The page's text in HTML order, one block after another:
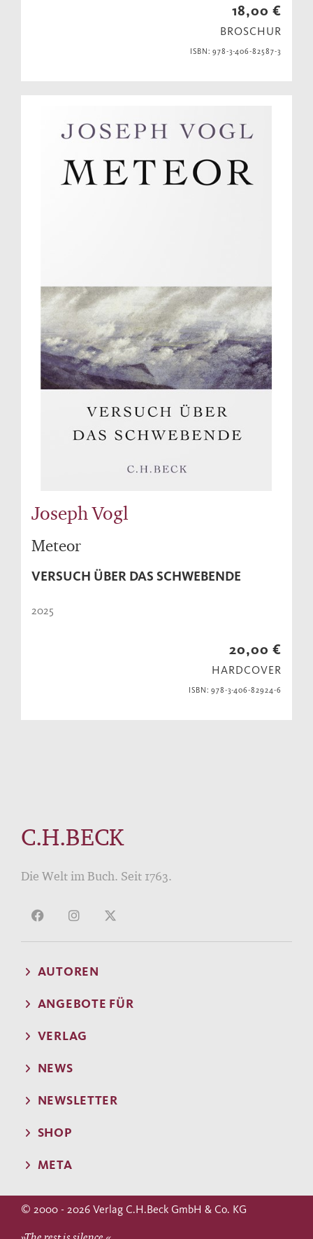
18,00 €
BROSCHUR
ISBN: 978-3-406-82587-3
Joseph Vogl
Meteor
VERSUCH ÜBER DAS SCHWEBENDE
2025
20,00 €
HARDCOVER
ISBN: 978-3-406-82924-6
C.H.BECK
Die Welt im Buch. Seit 1763.
AUTOREN
ANGEBOTE FÜR
VERLAG
NEWS
NEWSLETTER
SHOP
META
© 2000 - 2026 Verlag C.H.Beck GmbH & Co. KG